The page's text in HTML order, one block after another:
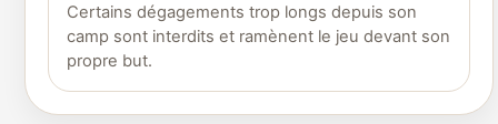
Certains dégagements trop longs depuis son
camp sont interdits et ramènent le jeu devant son
propre but.